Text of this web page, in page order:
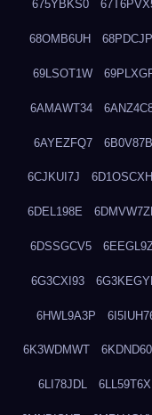
675YBKS0
68OMB6UH
69LSOT1W
6AMAWT34
6AYEZFQ7
6CJKUI7J 6D1OSCXH
6DEL198E
6DSSGCV5
6G3CXI93
6HWL9A3P
6K3WDMWT
6LI78JDL 6LL59T6X